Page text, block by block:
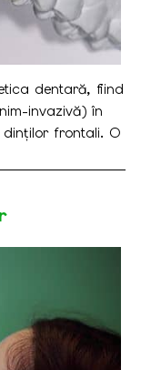
dentară, fiind
invazivă) în
dinților frontali. O